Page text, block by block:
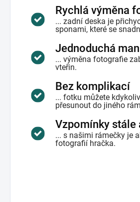
Rychlá výměna
... zadní deska je
sponami, které se
Jednoduchá
... výměna fotografie
vteřin.
Bez komplikací
... fotku můžete
přesunout do jiného
Vzpomínky stále
... s našimi rámečky je
fotografií hračka.